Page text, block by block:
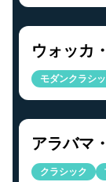
ウォッカ
モダンクラシ
アラバマ
クラシック